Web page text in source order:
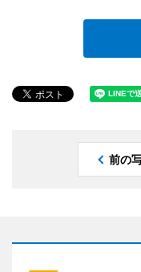
前の